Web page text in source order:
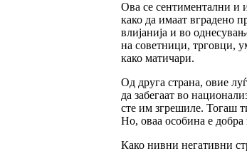
Ова се сентиментални и
како да имаат вградено
влијанија и во
на советници, трговци,
како матичари.
Од друга страна, овие
да забегаат во
сте им згрешиле. Тогаш
Но, оваа особина е
Како нивни негативни